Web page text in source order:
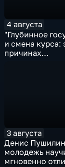
4 августа
"Глубинное
и смена курса:
причинах
3 августа
Денис
молодежь
мгновенно